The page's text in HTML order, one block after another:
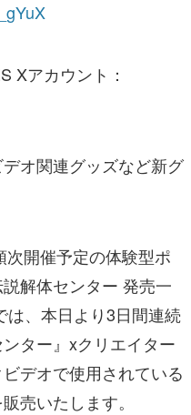
Xアカウント：
オ関連グッズなど新グ
開催予定の体験型ポ
解体センター 発売一
は、本日より3日間連続
ター』xクリエイター
デオで使用されている
売いたします。